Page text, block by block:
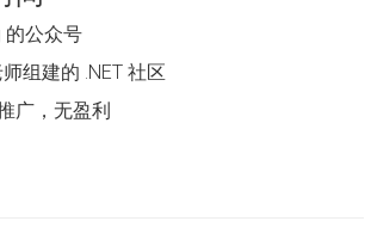
的公众号
组建的 .NET 社区
广，无盈利